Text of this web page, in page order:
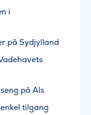
i
på Sydjylland
på Als
tilgang